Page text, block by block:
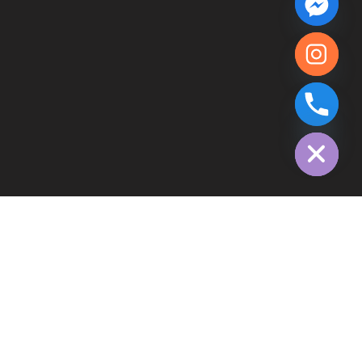
Hide
chaty